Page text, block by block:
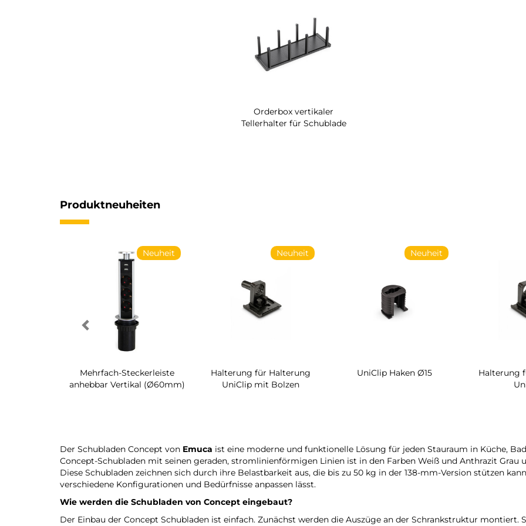
Orderbox vertikaler
Tellerhalter für Schublade
Produktneuheiten
Neuheit
Mehrfach-Steckerleiste
anhebbar Vertikal (Ø60mm)
Neuheit
Halterung für Halterung
UniClip mit Bolzen
Neuheit
UniClip Haken Ø15
Halterung
Der Schubladen Concept von Emuca ist eine moderne und funktionelle Lösung für jeden Stauraum in Küche,
Concept-Schubladen mit seinen geraden, stromlinienförmigen Linien ist in den Farben Weiß und Anthrazit Grau
Diese Schubladen zeichnen sich durch ihre Belastbarkeit aus, die bis zu 50 kg in der 138-mm-Version stützen
verschiedene Konfigurationen und Bedürfnisse anpassen lässt.
Wie werden die Schubladen von Concept eingebaut?
Der Einbau der Concept Schubladen ist einfach. Zunächst werden die Auszüge an der Schrankstruktur montiert.